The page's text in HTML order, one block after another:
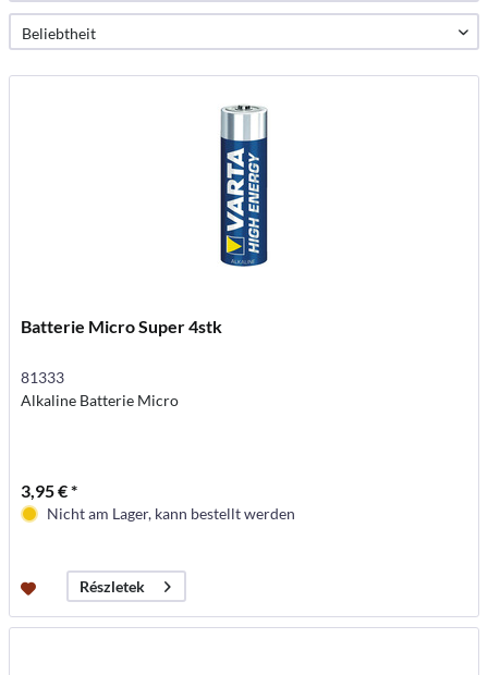
Batterie Micro Super 4stk
81333
Alkaline Batterie Micro
3,95 € *
Nicht am Lager, kann bestellt werden
Részletek